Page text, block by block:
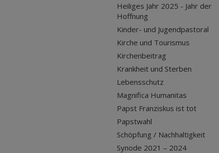
Heiliges Jahr 2025 - Jahr der
Hoffnung
Kinder- und Jugendpastoral
Kirche und Tourismus
Kirchenbeitrag
Krankheit und Sterben
Lebensschutz
Magnifica Humanitas
Papst Franziskus ist tot
Papstwahl
Schöpfung / Nachhaltigkeit
Synode 2021 – 2024